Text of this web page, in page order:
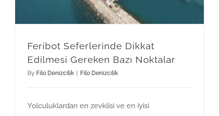
Feribot Seferlerinde Dikkat
Edilmesi Gereken Bazı Noktalar
By Filo Denizcilik | Filo Denizcilik
Yolculuklardan en zevklisi ve en iyisi